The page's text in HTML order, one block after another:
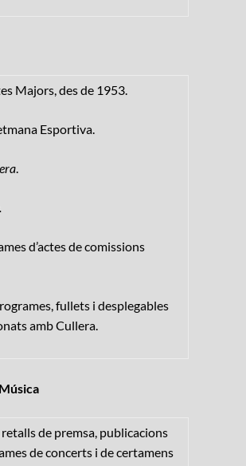
Majors, des de 1953.
Esportiva.
.
d’actes de comissions
fullets i desplegables
amb Cullera.
de premsa, publicacions
de concerts i de certamens